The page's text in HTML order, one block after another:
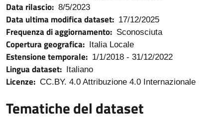
Data rilascio: 8/5/2023
Data ultima modifica dataset: 17/12/2025
Frequenza di aggiornamento: Sconosciuta
Copertura geografica: Italia Locale
Estensione temporale: 1/1/2018 - 31/12/2022
Lingua dataset: Italiano
Licenze: CC.BY. 4.0 Attribuzione 4.0 Internazionale
Tematiche del dataset